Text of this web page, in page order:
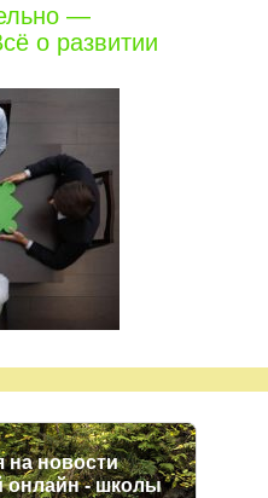
—
о развитии
на новости
онлайн - школы